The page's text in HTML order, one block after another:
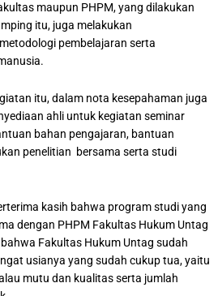
maupun PHPM, yang dilakukan
itu, juga melakukan
pembelajaran serta
itu, dalam nota kesepahaman juga
ahli untuk kegiatan seminar
bahan pengajaran, bantuan
penelitian bersama serta studi
kasih bahwa program studi yang
dengan PHPM Fakultas Hukum Untag
Fakultas Hukum Untag sudah
usianya yang sudah cukup tua, yaitu
mutu dan kualitas serta jumlah